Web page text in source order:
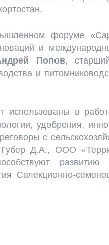
форуме
и
Попов,
и
использованы в
удобрения,
с
Д.А., ООО
развитию
Селекционно-